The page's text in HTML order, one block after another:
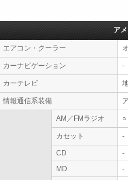
ア
エアコン・クーラー
カーナビゲーション -
カーテレビ
情報通信系装備
AM／FMラジオ ○
カセット -
CD
-
MD
-